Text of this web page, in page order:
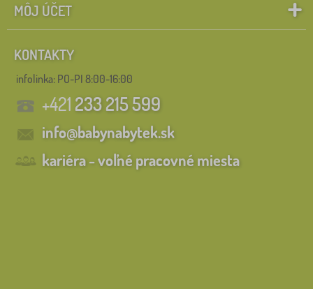
MÔJ ÚČET
KONTAKTY
infolinka: PO-PI 8:00-16:00
+421233 215 599
info@babynabytek.sk
kariéra - voľné pracovné miesta